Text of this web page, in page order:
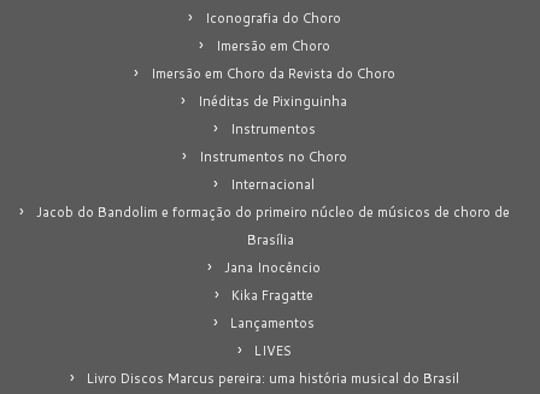
Iconografia do Choro
Imersão em Choro
Imersão em Choro da Revista do Choro
Inéditas de Pixinguinha
Instrumentos
Instrumentos no Choro
Internacional
Jacob do Bandolim e formação do primeiro núcleo de músicos de choro de
Brasília
Jana Inocêncio
Kika Fragatte
Lançamentos
LIVES
Livro Discos Marcus pereira: uma história musical do Brasil